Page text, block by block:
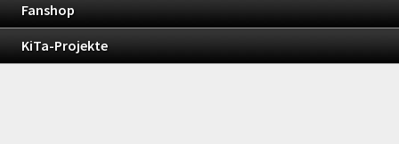
Fanshop
KiTa-Projekte